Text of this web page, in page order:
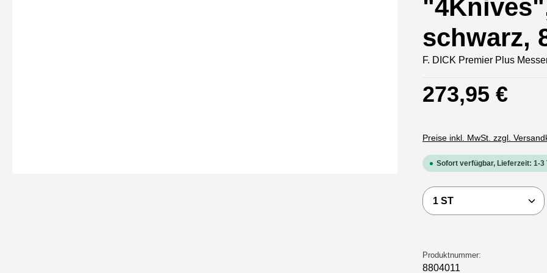
schwarz,
F. DICK Premier Plus
Regulärer Preis:
273,95 €
Preise inkl. MwSt. zzgl.
Sofort verfügbar, Lieferzeit: 1-3
Produkt Anzahl:
Produktnummer:
8804011